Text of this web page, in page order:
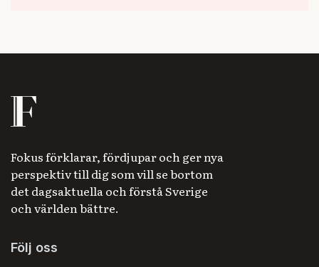
Fokus förklarar, fördjupar och ger nya
perspektiv till dig som vill se bortom
det dagsaktuella och förstå Sverige
och världen bättre.
Följ oss